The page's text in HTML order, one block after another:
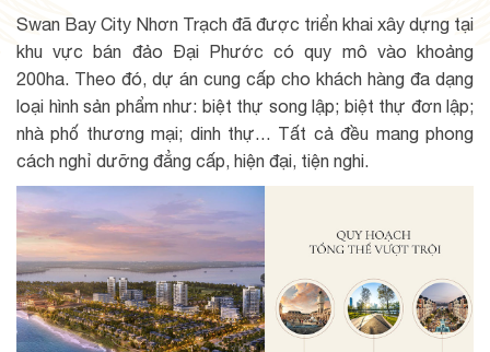
Swan Bay City Nhơn Trạch đã được triển khai xây dựng tại
khu vực bán đảo Đại Phước có quy mô vào khoảng
200ha. Theo đó, dự án cung cấp cho khách hàng đa dạng
loại hình sản phẩm như: biệt thự song lập; biệt thự đơn lập;
nhà phố thương mại; dinh thự… Tất cả đều mang phong
cách nghỉ dưỡng đẳng cấp, hiện đại, tiện nghi.